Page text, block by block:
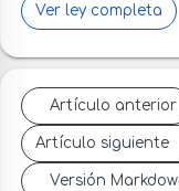
Ver ley completa
Artículo anterior
Artículo siguiente
Versión